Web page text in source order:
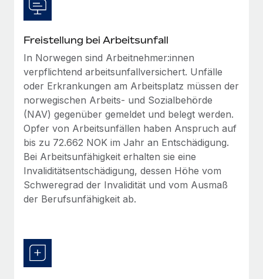
Freistellung bei Arbeitsunfall
In Norwegen sind Arbeitnehmer:innen
verpflichtend arbeitsunfallversichert. Unfälle
oder Erkrankungen am Arbeitsplatz müssen der
norwegischen Arbeits- und Sozialbehörde
(NAV) gegenüber gemeldet und belegt werden.
Opfer von Arbeitsunfällen haben Anspruch auf
bis zu 72.662 NOK im Jahr an Entschädigung.
Bei Arbeitsunfähigkeit erhalten sie eine
Invaliditätsentschädigung, dessen Höhe vom
Schweregrad der Invalidität und vom Ausmaß
der Berufsunfähigkeit ab.